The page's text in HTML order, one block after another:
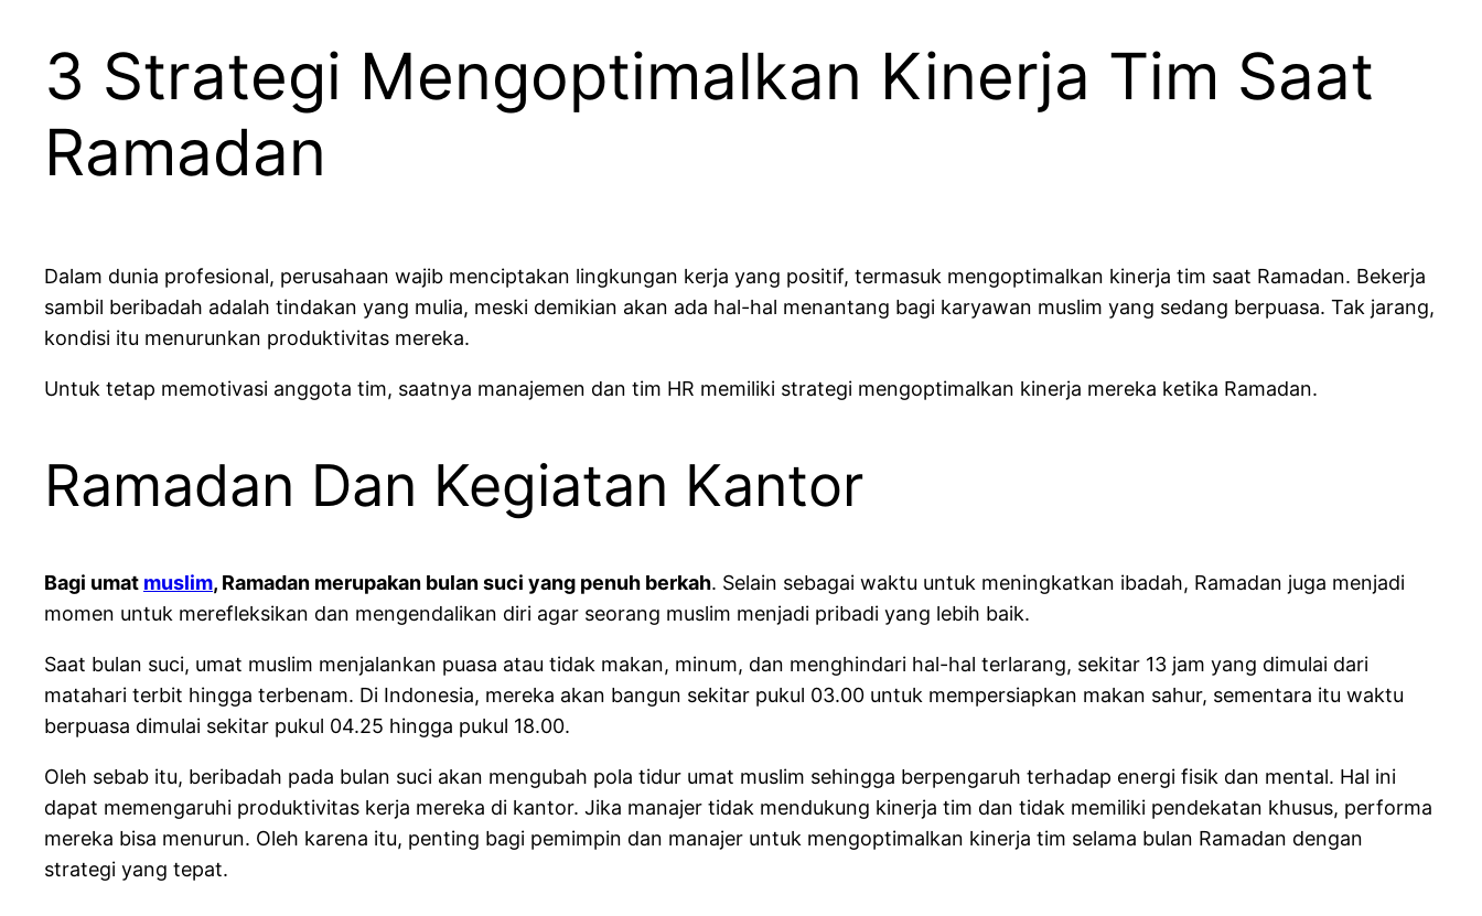
3 Strategi Mengoptimalkan Kinerja Tim Saat
Ramadan
Dalam dunia profesional, perusahaan wajib menciptakan lingkungan kerja yang positif, termasuk mengoptimalkan kinerja tim saat Ramadan. Bekerja
sambil beribadah adalah tindakan yang mulia, meski demikian akan ada hal-hal menantang bagi karyawan muslim yang sedang berpuasa. Tak jarang,
kondisi itu menurunkan produktivitas mereka.
Untuk tetap memotivasi anggota tim, saatnya manajemen dan tim HR memiliki strategi mengoptimalkan kinerja mereka ketika Ramadan.
Ramadan Dan Kegiatan Kantor
Bagi umat muslim, Ramadan merupakan bulan suci yang penuh berkah. Selain sebagai waktu untuk meningkatkan ibadah, Ramadan juga menjadi
momen untuk merefleksikan dan mengendalikan diri agar seorang muslim menjadi pribadi yang lebih baik.
Saat bulan suci, umat muslim menjalankan puasa atau tidak makan, minum, dan menghindari hal-hal terlarang, sekitar 13 jam yang dimulai dari
matahari terbit hingga terbenam. Di Indonesia, mereka akan bangun sekitar pukul 03.00 untuk mempersiapkan makan sahur, sementara itu waktu
berpuasa dimulai sekitar pukul 04.25 hingga pukul 18.00.
Oleh sebab itu, beribadah pada bulan suci akan mengubah pola tidur umat muslim sehingga berpengaruh terhadap energi fisik dan mental. Hal ini
dapat memengaruhi produktivitas kerja mereka di kantor. Jika manajer tidak mendukung kinerja tim dan tidak memiliki pendekatan khusus, performa
mereka bisa menurun. Oleh karena itu, penting bagi pemimpin dan manajer untuk mengoptimalkan kinerja tim selama bulan Ramadan dengan
strategi yang tepat.